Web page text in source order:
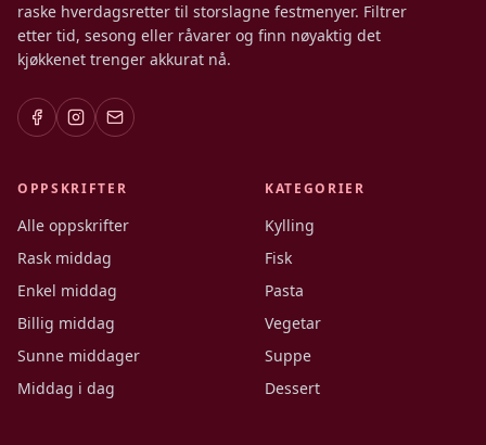
raske hverdagsretter til storslagne festmenyer. Filtrer
etter tid, sesong eller råvarer og finn nøyaktig det
kjøkkenet trenger akkurat nå.
OPPSKRIFTER
Alle oppskrifter
Rask middag
Enkel middag
Billig middag
Sunne middager
Middag i dag
KATEGORIER
Kylling
Fisk
Pasta
Vegetar
Suppe
Dessert